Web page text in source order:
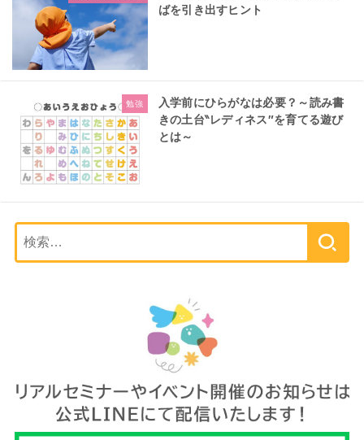
ばを引き出すヒント
勉強
入学前にひらがなは必要？～読み書
きの土台‶レディネス″を育てる遊び
とは～
索: